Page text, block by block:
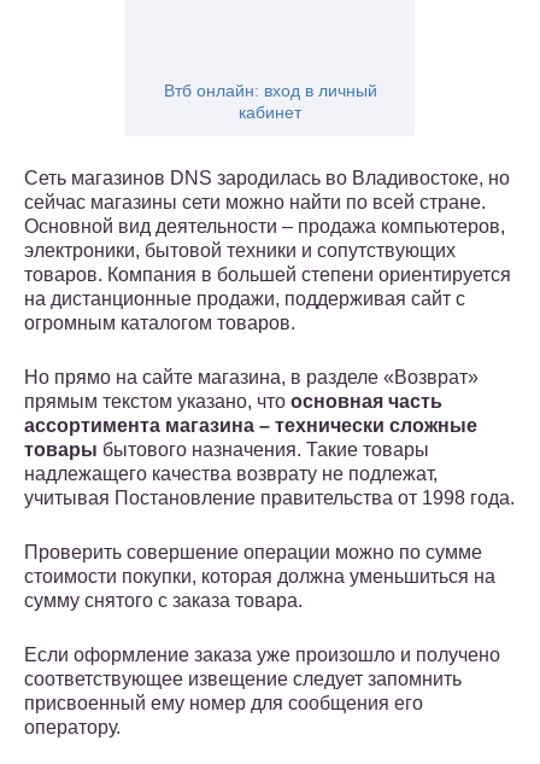
Втб онлайн: вход в личный
кабинет
Сеть магазинов DNS зародилась во Владивостоке, но
сейчас магазины сети можно найти по всей стране.
Основной вид деятельности – продажа компьютеров,
электроники, бытовой техники и сопутствующих
товаров. Компания в большей степени ориентируется
на дистанционные продажи, поддерживая сайт с
огромным каталогом товаров.
Но прямо на сайте магазина, в разделе «Возврат»
прямым текстом указано, что основная часть
ассортимента магазина – технически сложные
товары бытового назначения. Такие товары
надлежащего качества возврату не подлежат,
учитывая Постановление правительства от 1998 года.
Проверить совершение операции можно по сумме
стоимости покупки, которая должна уменьшиться на
сумму снятого с заказа товара.
Если оформление заказа уже произошло и получено
соответствующее извещение следует запомнить
присвоенный ему номер для сообщения его
оператору.